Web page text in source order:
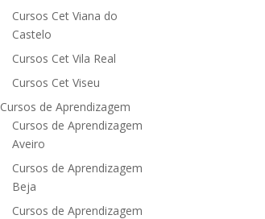
Cursos Cet Viana do
Castelo
Cursos Cet Vila Real
Cursos Cet Viseu
Cursos de Aprendizagem
Cursos de Aprendizagem
Aveiro
Cursos de Aprendizagem
Beja
Cursos de Aprendizagem